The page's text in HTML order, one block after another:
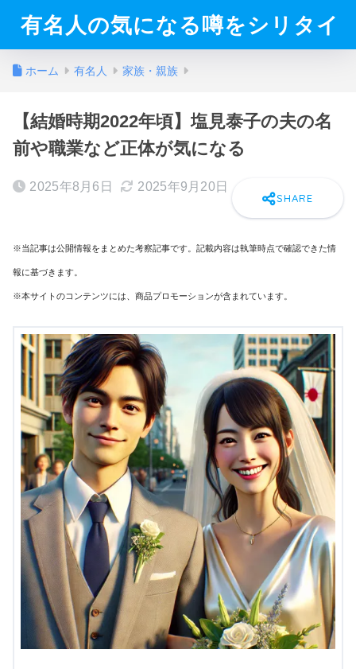
有名人の気になる噂をシリタイ
ホーム 有名人 家族・親族
【結婚時期2022年頃】塩見泰子の夫の名
前や職業など正体が気になる
2025年8月6日 2025年9月20日
※当記事は公開情報をまとめた考察記事です。記載内容は執筆時点で確認できた情
報に基づきます。
※本サイトのコンテンツには、商品プロモーションが含まれています。